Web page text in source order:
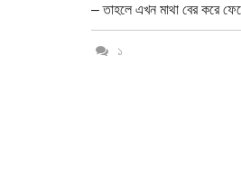
– তাহলে এখন মাথা বের করে
১